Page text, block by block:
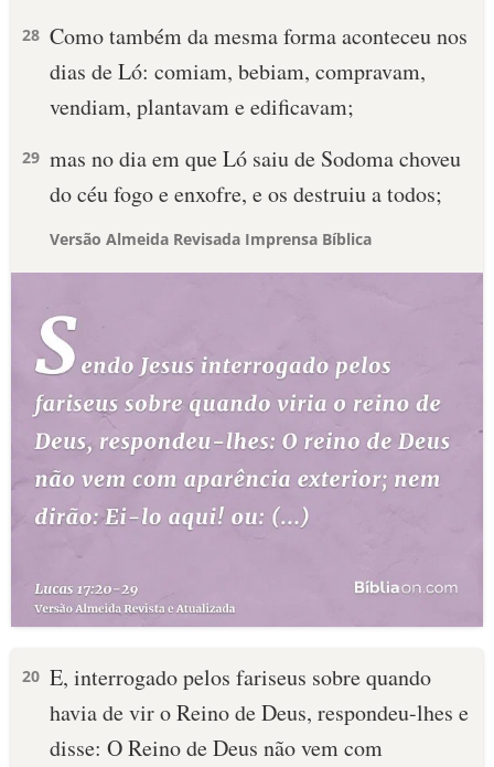
28 Como também da mesma forma aconteceu nos
dias de Ló: comiam, bebiam, compravam,
vendiam, plantavam e edificavam;
29 mas no dia em que Ló saiu de Sodoma choveu
do céu fogo e enxofre, e os destruiu a todos;
Versão Almeida Revisada Imprensa Bíblica
20 E, interrogado pelos fariseus sobre quando
havia de vir o Reino de Deus, respondeu-lhes e
disse: O Reino de Deus não vem com